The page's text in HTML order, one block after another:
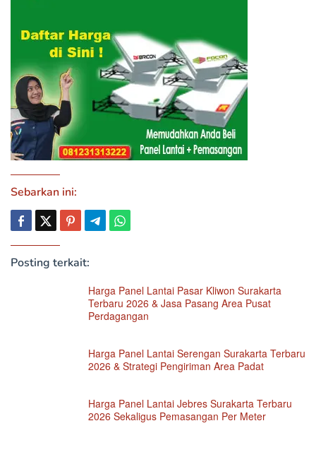
Sebarkan ini:
Posting terkait:
Harga Panel Lantai Pasar Kliwon Surakarta
Terbaru 2026 & Jasa Pasang Area Pusat
Perdagangan
Harga Panel Lantai Serengan Surakarta Terbaru
2026 & Strategi Pengiriman Area Padat
Harga Panel Lantai Jebres Surakarta Terbaru
2026 Sekaligus Pemasangan Per Meter